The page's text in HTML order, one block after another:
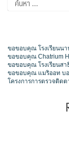
สำหรับ:
ขอขอบคุณ โรงเรียนน
ขอขอบคุณ Chatrium
ขอขอบคุณ โรงเรียนส
ขอขอบคุณ แมริออท บอ
โครงการการตรวจติด